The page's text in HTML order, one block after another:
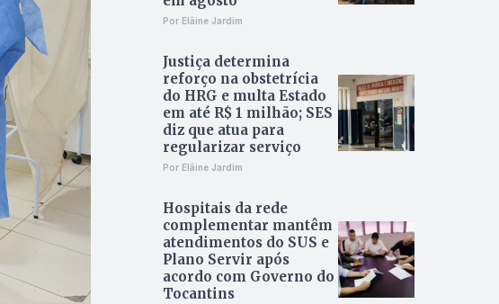
Por Elâine Jardim
Justiça determina
reforço na obstetrícia
do HRG e multa Estado
em até R$ 1 milhão; SES
diz que atua para
regularizar serviço
Por Elâine Jardim
Hospitais da rede
complementar mantêm
atendimentos do SUS e
Plano Servir após
acordo com Governo do
Tocantins